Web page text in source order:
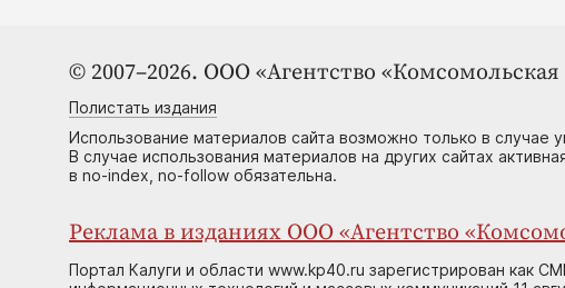
© 2007–2026. ООО «Агентство «Комсомольская
Полистать издания
Использование материалов сайта возможно только в случае
В случае использования материалов на других сайтах
в no-index, no-follow обязательна.
Реклама в изданиях ООО «Агентство
Портал Калуги и области www.kp40.ru зарегистрирован как